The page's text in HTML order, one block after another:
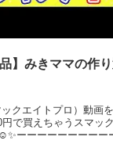
】みきママの作
クエイトプロ）動画
で買えちゃうスマッ
ーーーーーーーーー